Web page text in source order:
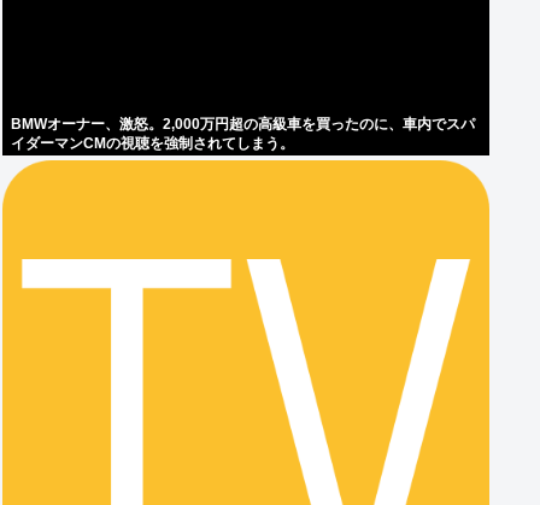
BMWオーナー、激怒。2,000万円超の高級車を買ったのに、車内でスパ
イダーマンCMの視聴を強制されてしまう。